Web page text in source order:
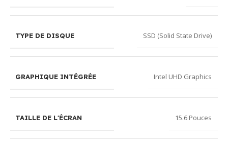
TYPE DE DISQUE SSD (Solid State Drive)
GRAPHIQUE INTÉGRÉE Intel UHD Graphics
TAILLE DE L'ÉCRAN 15.6 Pouces